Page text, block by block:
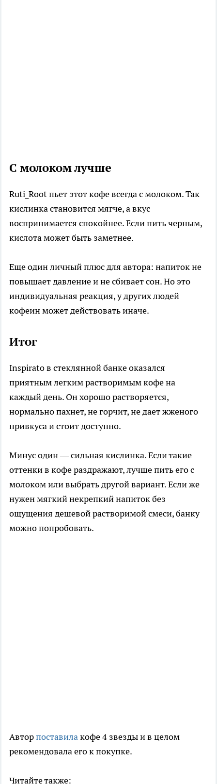
С молоком лучше
Ruti_Root пьет этот кофе всегда с молоком. Так
кислинка становится мягче, а вкус
воспринимается спокойнее. Если пить черным,
кислота может быть заметнее.
Еще один личный плюс для автора: напиток не
повышает давление и не сбивает сон. Но это
индивидуальная реакция, у других людей
кофеин может действовать иначе.
Итог
Inspirato в стеклянной банке оказался
приятным легким растворимым кофе на
каждый день. Он хорошо растворяется,
нормально пахнет, не горчит, не дает жженого
привкуса и стоит доступно.
Минус один — сильная кислинка. Если такие
оттенки в кофе раздражают, лучше пить его с
молоком или выбрать другой вариант. Если же
нужен мягкий некрепкий напиток без
ощущения дешевой растворимой смеси, банку
можно попробовать.
Авторпоставилакофе 4 звезды и в целом
рекомендовала его к покупке.
Читайте также: